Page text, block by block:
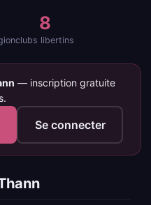
8
clubs libertins
— inscription gratuite
Se connecter